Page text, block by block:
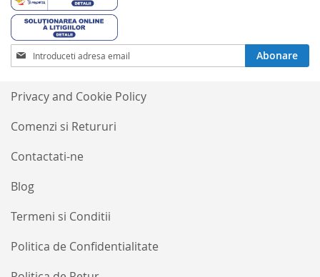
Termeni si Conditii
Politica de Confidentialitate
Privacy and Cookie Policy
Comenzi si Retururi
Contactati-ne
Blog
Inscrieti-
va
Buletinele
noastre
informative
Abonare